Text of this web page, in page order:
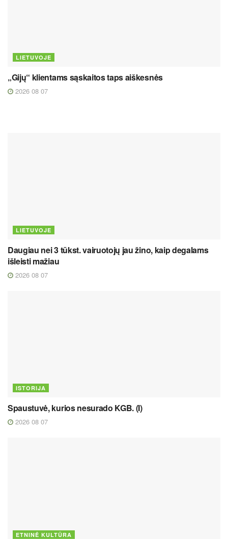
LIETUVOJE
„Gijų“ klientams sąskaitos taps aiškesnės
2026 08 07
LIETUVOJE
Daugiau nei 3 tūkst. vairuotojų jau žino, kaip degalams
išleisti mažiau
2026 08 07
ISTORIJA
Spaustuvė, kurios nesurado KGB. (I)
2026 08 07
ETNINĖ KULTŪRA